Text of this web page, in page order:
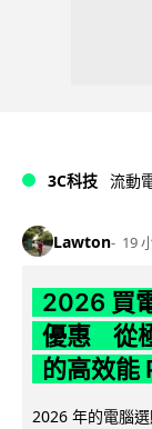
3C科技 流動
Lawton 19
2026 買
優惠 從
的高效能
2026 年的電腦